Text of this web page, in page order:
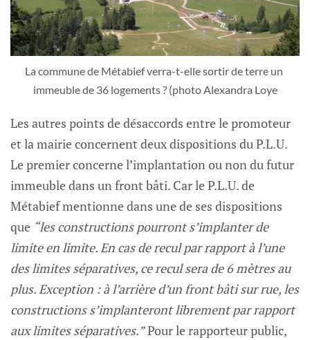
La commune de Métabief verra-t-elle sortir de terre un
immeuble de 36 logements ? (photo Alexandra Loye
Les autres points de désaccords entre le promoteur
et la mairie concernent deux dispositions du P.L.U.
Le premier concerne l’implantation ou non du futur
immeuble dans un front bâti. Car le P.L.U. de
Métabief mentionne dans une de ses dispositions
que “les constructions pourront s’implanter de
limite en limite. En cas de recul par rapport à l’une
des limites séparatives, ce recul sera de 6 mètres au
plus. Exception : à l’arrière d’un front bâti sur rue, les
constructions s’implanteront librement par rapport
aux limites séparatives.”Pour le rapporteur public,